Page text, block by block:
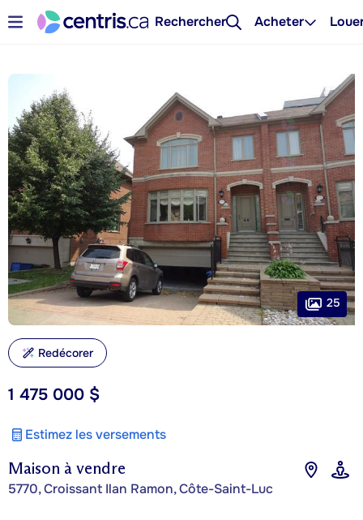
Rechercher Acheter
Maison à vendre
5770, Croissant Ilan Ramon, Côte-Saint-Luc
1 475 000 $
Estimez les versements
25
Redécorer